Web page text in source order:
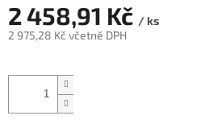
2 458,91 Kč / ks
2 975,28 Kč včetně DPH
cena: